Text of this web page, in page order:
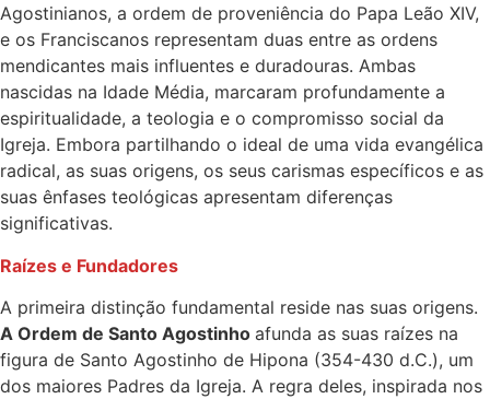
Agostinianos, a ordem de proveniência do Papa Leão XIV,
e os Franciscanos representam duas entre as ordens
mendicantes mais influentes e duradouras. Ambas
nascidas na Idade Média, marcaram profundamente a
espiritualidade, a teologia e o compromisso social da
Igreja. Embora partilhando o ideal de uma vida evangélica
radical, as suas origens, os seus carismas específicos e as
suas ênfases teológicas apresentam diferenças
significativas.
Raízes e Fundadores
A primeira distinção fundamental reside nas suas origens.
A Ordem de Santo Agostinho afunda as suas raízes na
figura de Santo Agostinho de Hipona (354-430 d.C.), um
dos maiores Padres da Igreja. A regra deles, inspirada nos